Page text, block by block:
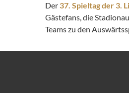
Der 37. Spieltag der 3.
Gästefans, die
Teams zu den